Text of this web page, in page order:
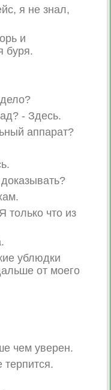
я не знал,
и
буря.
- Здесь.
аппарат?
только что из
ублюдки
от моего
чем уверен.